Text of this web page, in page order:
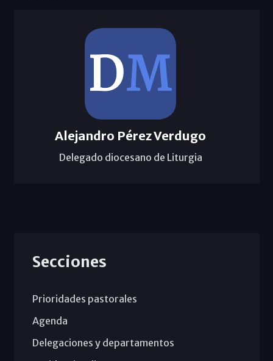
Alejandro Pérez Verdugo
Delegado diocesano de Liturgia
Secciones
Prioridades pastorales
Agenda
Delegaciones y departamentos